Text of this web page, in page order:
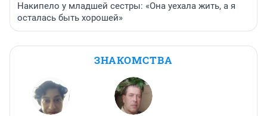
Накипело у младшей сестры: «Она уехала жить, а я
осталась быть хорошей»
ЗНАКОМСТВА